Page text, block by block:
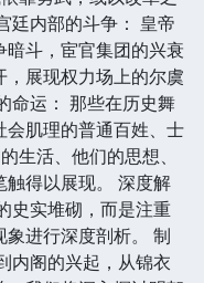
廷内部的斗争： 皇帝
斗，宦官集团的兴衰
展现权力场上的尔虞
命运： 那些在历史舞
会肌理的普通百姓、士
生活、他们的思想、
得以展现。 深度解
史实堆砌，而是注重
进行深度剖析。 制
内阁的兴起，从锦衣